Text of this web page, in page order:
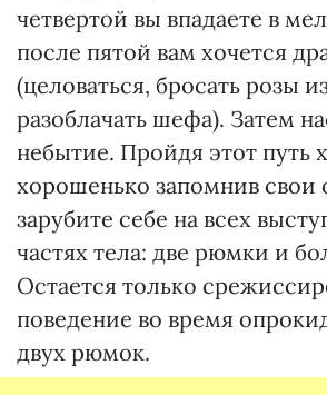
четвертой вы впадаете в
после пятой вам хочется
(целоваться, бросать розы
разоблачать шефа). Затем
небытие. Пройдя этот путь
хорошенько запомнив
зарубите себе на всех
частях тела: две рюмки и
Остается только
поведение во время
двух рюмок.